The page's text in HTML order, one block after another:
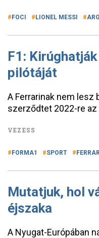
FOCI LIONEL MESSI
F1:
pilótáját
A Ferrarinak nem lesz
szerződtet 2022-re az
VEZESS
FORMA1 SPORT FERRARI
Mutatjuk, hol
éjszaka
A Nyugat-Európában